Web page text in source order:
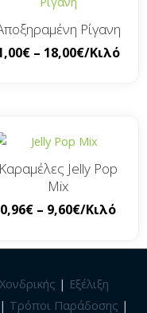
Ρίγανη
€ – 18,00€/Κιλό
Καραμέλες Jelly Pop
Mix
0,96€ – 9,60€/Κιλό
| Εξέλιξη
| Τρόποι Παράδοσης |